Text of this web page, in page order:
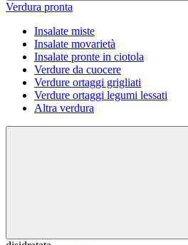
Verdura pronta
Insalate miste
Insalate movarietà
Insalate pronte in ciotola
Verdure da cuocere
Verdure ortaggi grigliati
Verdure ortaggi legumi lessati
Altra verdura